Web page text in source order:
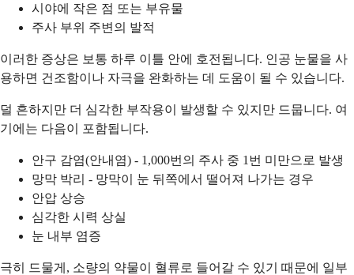
시야에 작은 점 또는 부유물
주사 부위 주변의 발적
이러한 증상은 보통 하루 이틀 안에 호전됩니다. 인공 눈물을 사
용하면 건조함이나 자극을 완화하는 데 도움이 될 수 있습니다.
덜 흔하지만 더 심각한 부작용이 발생할 수 있지만 드뭅니다. 여
기에는 다음이 포함됩니다.
안구 감염(안내염) - 1,000번의 주사 중 1번 미만으로 발생
망막 박리 - 망막이 눈 뒤쪽에서 떨어져 나가는 경우
안압 상승
심각한 시력 상실
눈 내부 염증
극히 드물게, 소량의 약물이 혈류로 들어갈 수 있기 때문에 일부